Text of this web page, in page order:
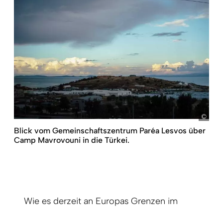
Blick vom Gemeinschaftszentrum Paréa Lesvos über
Camp Mavrovouni in die Türkei.
Wie es derzeit an Europas Grenzen im